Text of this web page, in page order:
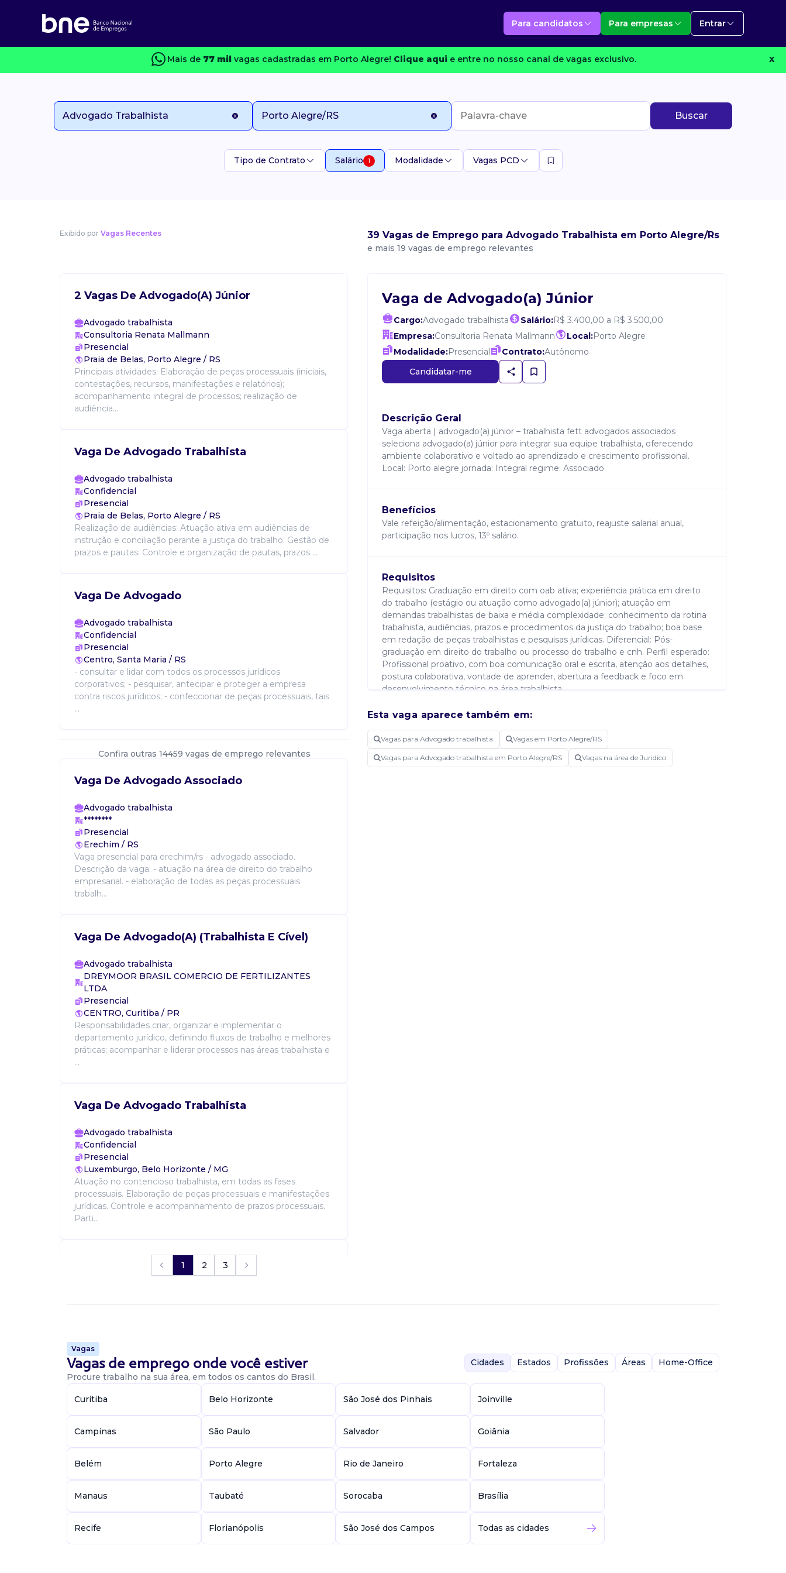
Para candidatos Para empresas Entrar
Mais de 77 mil vagas cadastradas em Porto Alegre! Clique aqui e entre no nosso canal de vagas exclusivo. X
Buscar
Tipo de Contrato Salário 1 Modalidade Vagas PCD
Exibido por Vagas Recentes 39 Vagas de Emprego para Advogado Trabalhista em Porto Alegre/Rs
e mais 19 vagas de emprego relevantes
2 Vagas De Advogado(A) Júnior
Advogado trabalhista
Consultoria Renata Mallmann
Presencial
Praia de Belas, Porto Alegre / RS
Principais atividades: Elaboração de peças processuais (iniciais,
contestações, recursos, manifestações e relatórios);
acompanhamento integral de processos; realização de
audiência...
Vaga De Advogado Trabalhista
Advogado trabalhista
Confidencial
Presencial
Praia de Belas, Porto Alegre / RS
Realização de audiências: Atuação ativa em audiências de
instrução e conciliação perante a justiça do trabalho. Gestão de
prazos e pautas: Controle e organização de pautas, prazos ...
Vaga De Advogado
Advogado trabalhista
Confidencial
Presencial
Centro, Santa Maria / RS
- consultar e lidar com todos os processos jurídicos
corporativos; - pesquisar, antecipar e proteger a empresa
contra riscos jurídicos; - confeccionar de peças processuais, tais
...
Confira outras 14459 vagas de emprego relevantes
Vaga De Advogado Associado
Advogado trabalhista
********
Presencial
Erechim / RS
Vaga presencial para erechim/rs - advogado associado.
Descrição da vaga: - atuação na área de direito do trabalho
empresarial. - elaboração de todas as peças processuais
trabalh...
Vaga De Advogado(A) (Trabalhista E Cível)
Advogado trabalhista
DREYMOOR BRASIL COMERCIO DE FERTILIZANTES
LTDA
Presencial
CENTRO, Curitiba / PR
Responsabilidades criar, organizar e implementar o
departamento jurídico, definindo fluxos de trabalho e melhores
práticas; acompanhar e liderar processos nas áreas trabalhista e
...
Vaga De Advogado Trabalhista
Advogado trabalhista
Confidencial
Presencial
Luxemburgo, Belo Horizonte / MG
Atuação no contencioso trabalhista, em todas as fases
processuais. Elaboração de peças processuais e manifestações
jurídicas. Controle e acompanhamento de prazos processuais.
Parti...
Vaga De Advogado(A) Trabalhista
e/ou reclamada); elaboração de peças processuais (iniciais,
defesas, recursos, manifestações em geral); acompanhamento
de ...
Vaga De Advogado
Advogado trabalhista
Presencial
República, São Paulo / SP
Elaboração de peças processuais (iniciais, contestações e
trabalhistas; elaboração e análise de contratos e acordos
trabalhista...
1 2 3
Vaga de Advogado(a) Júnior
Cargo:Advogado trabalhista Salário:R$ 3.400,00 a R$ 3.500,00
Empresa:Consultoria Renata Mallmann Local:Porto Alegre
Modalidade:Presencial Contrato:Autônomo
Candidatar-me
Descrição Geral
Vaga aberta | advogado(a) júnior – trabalhista fett advogados associados
seleciona advogado(a) júnior para integrar sua equipe trabalhista, oferecendo
ambiente colaborativo e voltado ao aprendizado e crescimento profissional.
Local: Porto alegre jornada: Integral regime: Associado
Benefícios
Vale refeição/alimentação, estacionamento gratuito, reajuste salarial anual,
participação nos lucros, 13º salário.
Requisitos
Requisitos: Graduação em direito com oab ativa; experiência prática em direito
do trabalho (estágio ou atuação como advogado(a) júnior); atuação em
demandas trabalhistas de baixa e média complexidade; conhecimento da rotina
trabalhista, audiências, prazos e procedimentos da justiça do trabalho; boa base
em redação de peças trabalhistas e pesquisas jurídicas. Diferencial: Pós-
graduação em direito do trabalho ou processo do trabalho e cnh. Perfil esperado:
Profissional proativo, com boa comunicação oral e escrita, atenção aos detalhes,
postura colaborativa, vontade de aprender, abertura a feedback e foco em
desenvolvimento técnico na área trabalhista.
Atribuições
Principais atividades: Elaboração de peças processuais (iniciais, contestações,
recursos, manifestações e relatórios); acompanhamento integral de processos;
realização de audiências; análise de documentos e definição de estratégias
Esta vaga aparece também em:
Vagas para Advogado trabalhista Vagas em Porto Alegre/RS
Vagas para Advogado trabalhista em Porto Alegre/RS Vagas na área de Juridico
Vagas
Vagas de emprego onde você estiver
Procure trabalho na sua área, em todos os cantos do Brasil.
Cidades Estados Profissões Áreas Home-Office
Curitiba Belo Horizonte São José dos Pinhais Joinville
Campinas São Paulo Salvador Goiânia
Belém Porto Alegre Rio de Janeiro Fortaleza
Manaus Taubaté Sorocaba Brasília
Recife Florianópolis São José dos Campos Todas as cidades